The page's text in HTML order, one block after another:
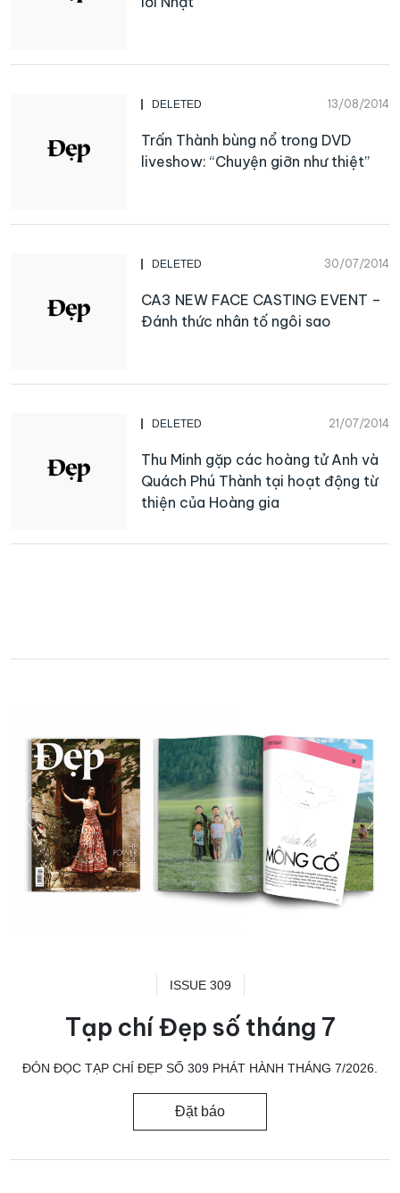
DELETED 13/08/2014
Trấn Thành bùng nổ trong DVD
liveshow: “Chuyện giỡn như thiệt”
DELETED 30/07/2014
CA3 NEW FACE CASTING EVENT –
Đánh thức nhân tố ngôi sao
DELETED 21/07/2014
Thu Minh gặp các hoàng tử Anh và
Quách Phú Thành tại hoạt động từ
thiện của Hoàng gia
ISSUE 309
Tạp chí Đẹp số tháng 7
ĐÓN ĐỌC TẠP CHÍ ĐẸP SỐ 309 PHÁT HÀNH THÁNG 7/2026.
Đặt báo